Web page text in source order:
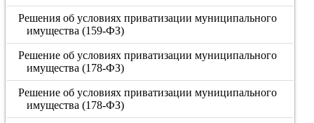
Решения об условиях приватизации муниципального
имущества (159-ФЗ)
Решение об условиях приватизации муниципального
имущества (178-ФЗ)
Решение об условиях приватизации муниципального
имущества (178-ФЗ)